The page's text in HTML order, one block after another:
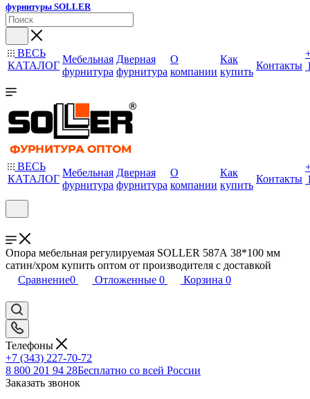
фурнитуры SOLLER
ВЕСЬ
КАТАЛОГ
Мебельная
фурнитура
Дверная
фурнитура
О
компании
Как
купить
Контакты
ВЕСЬ
КАТАЛОГ
Мебельная
фурнитура
Дверная
фурнитура
О
компании
Как
купить
Контакты
Опора мебельная регулируемая SOLLER 587А 38*100 мм
сатин/хром купить оптом от производителя с доставкой
Сравнение0 Отложенные 0 Корзина 0
Телефоны
+7 (343) 227-70-72
8 800 201 94 28Бесплатно со всей России
Заказать звонок